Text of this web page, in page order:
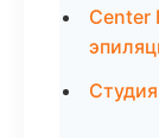
Center